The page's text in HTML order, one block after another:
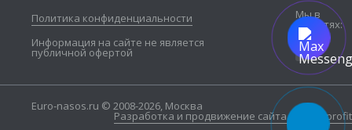
Политика конфиденциальности
Информация на сайте не является
публичной офертой
Мы в
соцсетях:
Euro-nasos.ru © 2008-2026, Москва
Разработка и продвижение сайта — Seo4profit